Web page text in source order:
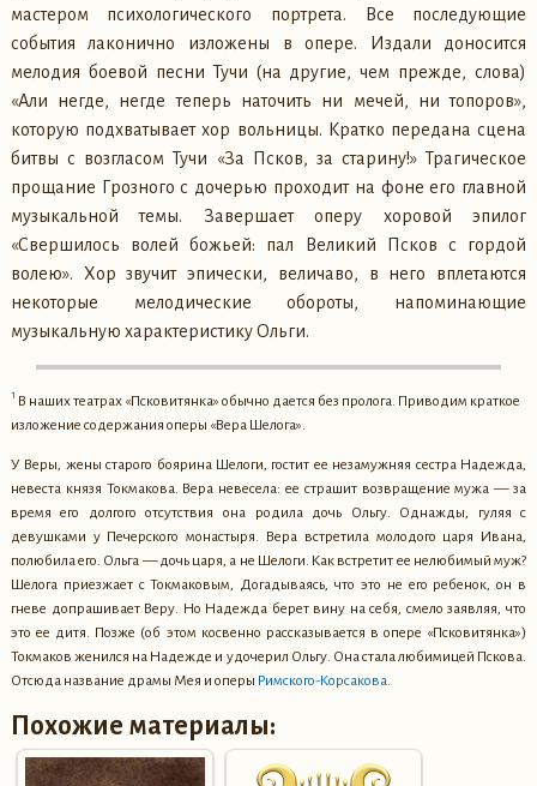
мастером психологического портрета. Все последующие
события лаконично изложены в опере. Издали доносится
мелодия боевой песни Тучи (на другие, чем прежде, слова)
«Али негде, негде теперь наточить ни мечей, ни топоров»,
которую подхватывает хор вольницы. Кратко передана сцена
битвы с возгласом Тучи «За Псков, за старину!» Трагическое
прощание Грозного с дочерью проходит на фоне его главной
музыкальной темы. Завершает оперу хоровой эпилог
«Свершилось волей божьей: пал Великий Псков с гордой
волею». Хор звучит эпически, величаво, в него вплетаются
некоторые мелодические обороты, напоминающие
музыкальную характеристику Ольги.
1 В наших театрах «Псковитянка» обычно дается без пролога. Приводим краткое
изложение содержания оперы «Вера Шелога».
У Веры, жены старого боярина Шелоги, гостит ее незамужняя сестра Надежда,
невеста князя Токмакова. Вера невесела: ее страшит возвращение мужа — за
время его долгого отсутствия она родила дочь Ольгу. Однажды, гуляя с
девушками у Печерского монастыря. Вера встретила молодого царя Ивана,
полюбила его. Ольга — дочь царя, а не Шелоги. Как встретит ее нелюбимый муж?
Шелога приезжает с Токмаковым, Догадываясь, что это не его ребенок, он в
гневе допрашивает Веру. Но Надежда берет вину на себя, смело заявляя, что
это ее дитя. Позже (об этом косвенно рассказывается в опере «Псковитянка»)
Токмаков женился на Надежде и удочерил Ольгу. Она стала любимицей Пскова.
Отсюда название драмы Мея и оперы Римского-Корсакова.
Похожие материалы: